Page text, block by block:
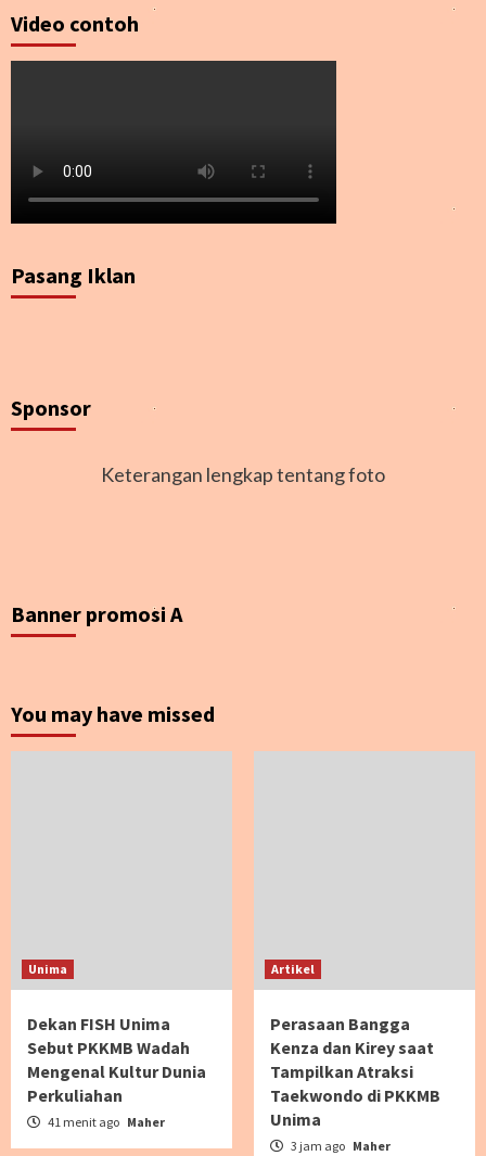
Video contoh
Pasang Iklan
Sponsor
Keterangan lengkap tentang foto
Banner promosi A
You may have missed
Unima
Dekan FISH Unima
Sebut PKKMB Wadah
Mengenal Kultur Dunia
Perkuliahan
41 menit ago Maher
Artikel
Perasaan Bangga
Kenza dan Kirey saat
Tampilkan Atraksi
Taekwondo di PKKMB
Unima
3 jam ago Maher